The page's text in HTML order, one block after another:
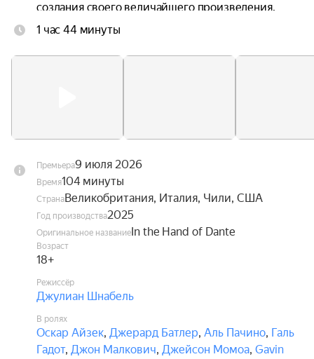
создания своего величайшего произведения.
Каждого из мужчин неосознанно связывает
красотой и божественным.
1 час 44 минуты
Премьера9 июля 2026
Время104 минуты
СтранаВеликобритания, Италия, Чили, США
Год производства2025
Оригинальное названиеIn the Hand of Dante
Возраст
18+
Режиссёр
Джулиан Шнабель
В ролях
Оскар Айзек, Джерард Батлер, Аль Пачино, Галь
Гадот, Джон Малкович, Джейсон Момоа, Gavin